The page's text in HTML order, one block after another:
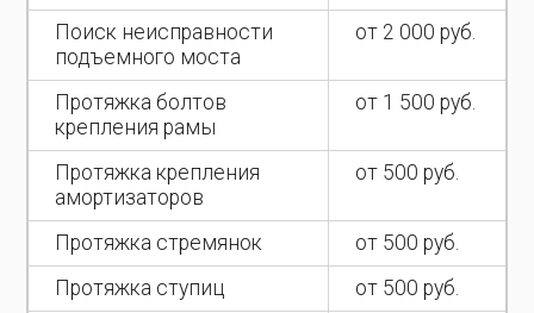
Поиск неисправности
подъемного моста
от 2 000 руб.
Протяжка болтов
крепления рамы
от 1 500 руб.
Протяжка крепления
амортизаторов
от 500 руб.
Протяжка стремянок
от 500 руб.
Протяжка ступиц
от 500 руб.